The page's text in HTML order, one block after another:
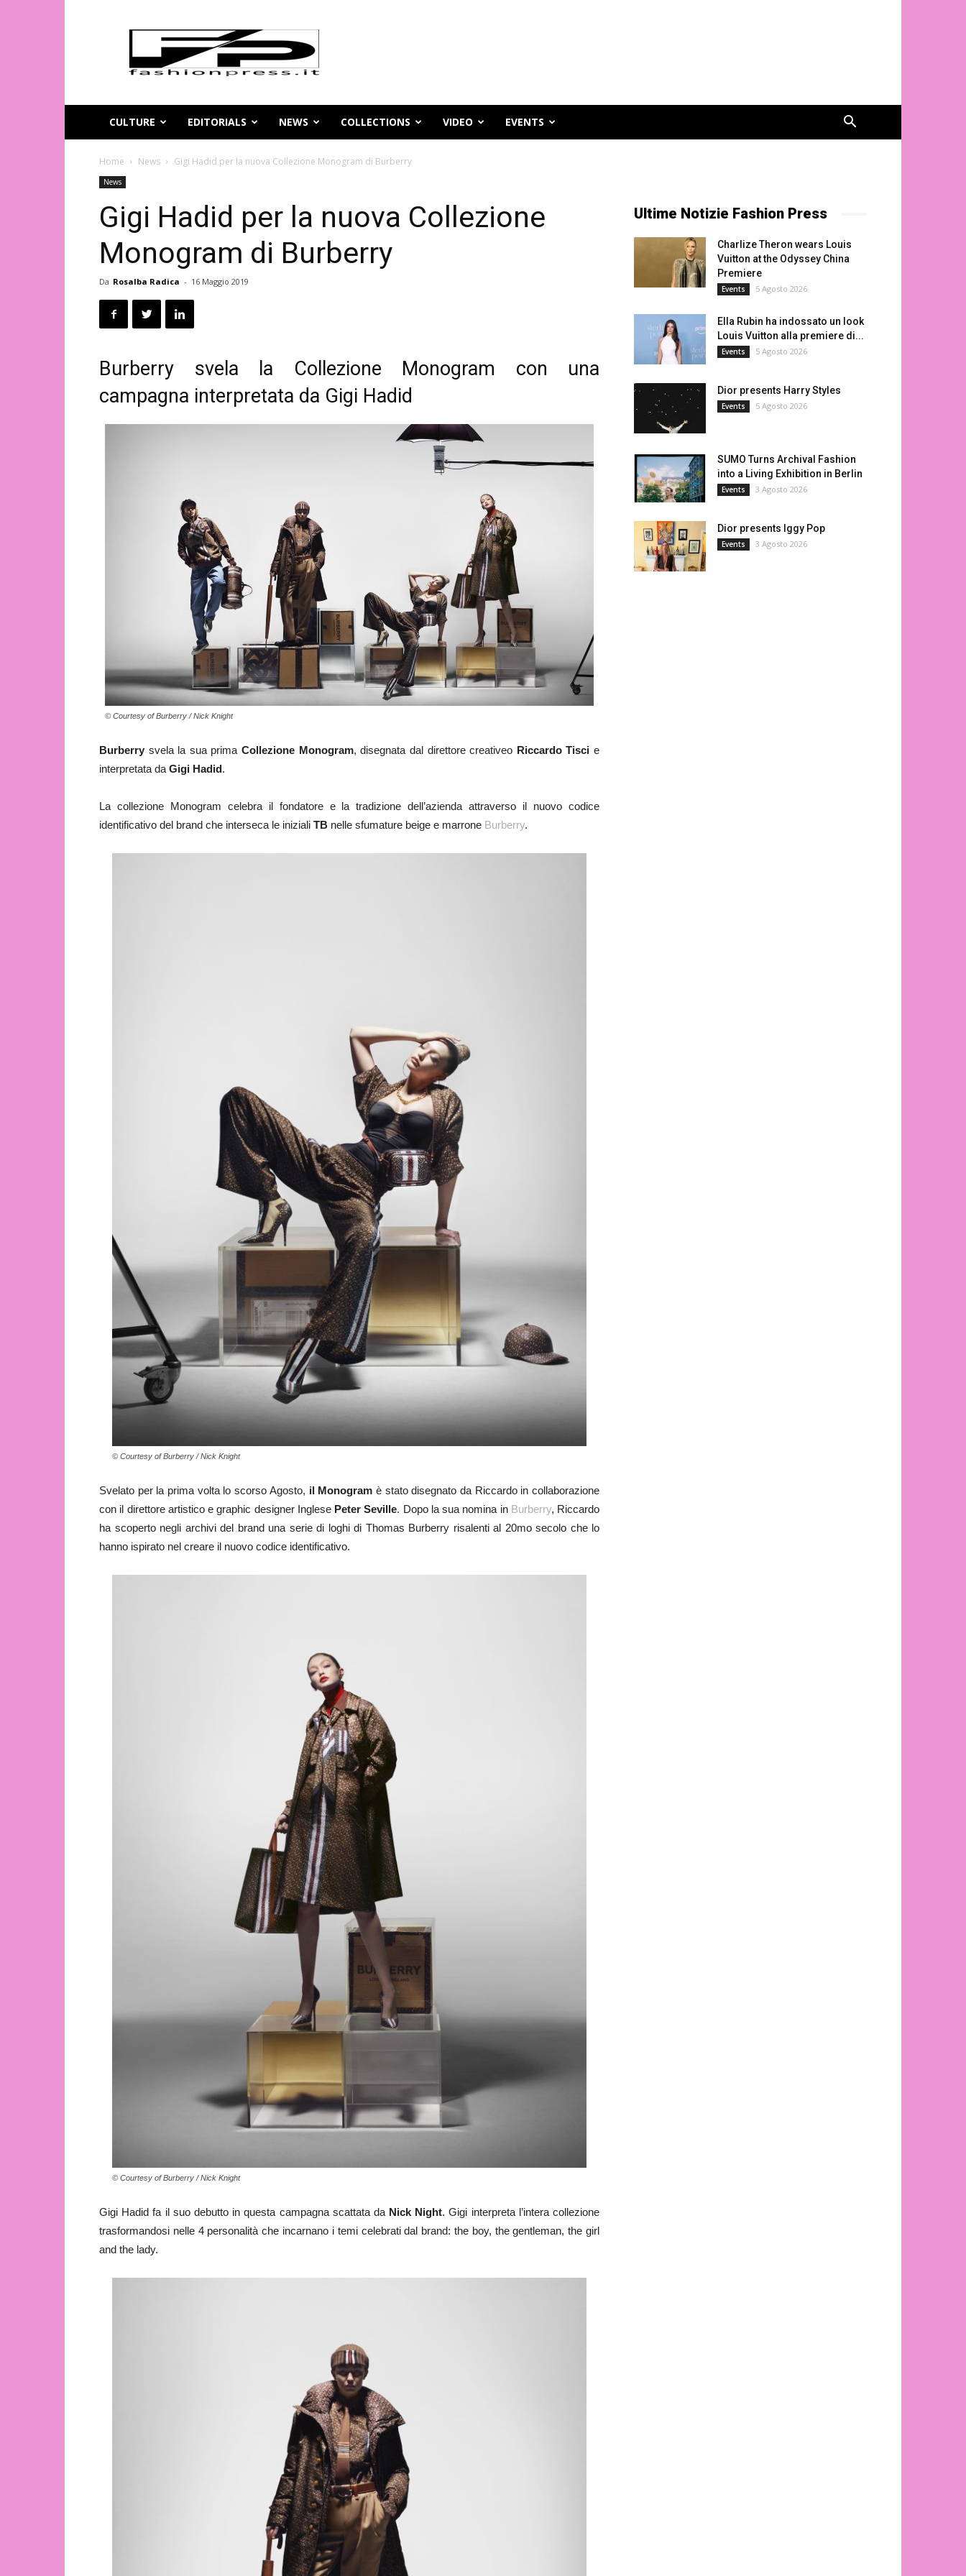
Magazine
moda
online
FashionPress.it
CULTURE
EDITORIALS NEWS COLLECTIONS VIDEO EVENTS
Home News Gigi Hadid per la nuova Collezione Monogram di Burberry
News
Gigi Hadid per la nuova Collezione
Monogram di Burberry
Da Rosalba Radica - 16 Maggio 2019
Burberry svela la Collezione Monogram con una
campagna interpretata da Gigi Hadid
© Courtesy of Burberry / Nick Knight
Burberry svela la sua primaCollezione Monogram, disegnata dal direttore creativeo Riccardo Tisci e
interpretata da Gigi Hadid.
La collezione Monogram celebra il fondatore e la tradizione dell’azienda attraverso il nuovo codice
identificativo del brand che interseca le iniziali TB nelle sfumature beige e marrone Burberry.
© Courtesy of Burberry / Nick Knight
Svelato per la prima volta lo scorso Agosto, il Monogram è stato disegnato da Riccardo in collaborazione
con il direttore artistico e graphic designer Inglese Peter Seville. Dopo la sua nomina in Burberry, Riccardo
ha scoperto negli archivi del brand una serie di loghi di Thomas Burberry risalenti al 20mo secolo che lo
hanno ispirato nel creare il nuovo codice identificativo.
© Courtesy of Burberry / Nick Knight
Gigi Hadid fa il suo debutto in questa campagna scattata da Nick Night. Gigi interpreta l’intera collezione
trasformandosi nelle 4 personalità che incarnano i temi celebrati dal brand: the boy, the gentleman, the girl
and the lady.
Ultime Notizie Fashion Press
Charlize Theron wears Louis
Vuitton at the Odyssey China
Premiere
Events 5 Agosto 2026
Ella Rubin ha indossato un look
Louis Vuitton alla premiere di...
Events 5 Agosto 2026
Dior presents Harry Styles
Events 5 Agosto 2026
SUMO Turns Archival Fashion
into a Living Exhibition in Berlin
Events 3 Agosto 2026
Dior presents Iggy Pop
Events 3 Agosto 2026